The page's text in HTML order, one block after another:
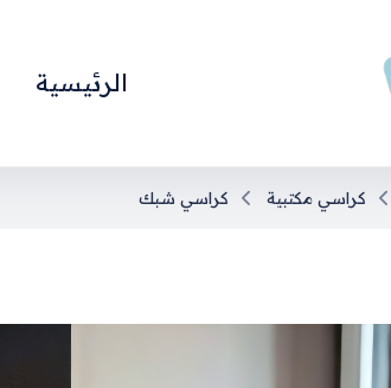
الرئيسية
كراسي مكتبية كراسي شبك